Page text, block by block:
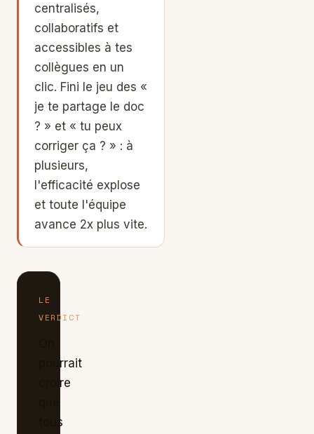
centralisés,
collaboratifs et
accessibles à tes
collègues en un
clic. Fini le jeu des «
je te partage le doc
? » et « tu peux
corriger ça ? » : à
plusieurs,
l'efficacité explose
et toute l'équipe
avance 2x plus vite.
LE
VERDICT
pourrait
croire
tous